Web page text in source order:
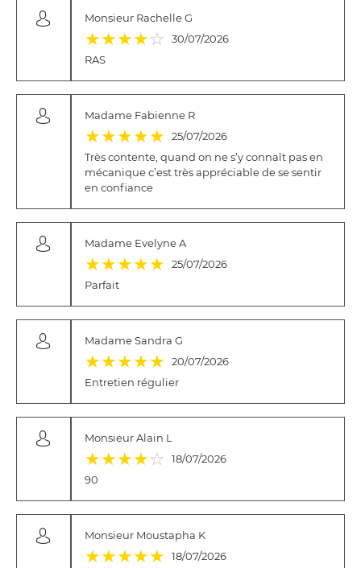
Monsieur Rachelle G
(*)
★ (*)
★ (*)
★ (*)
★ ( )
☆
30/07/2026
RAS
Madame Fabienne R
(*)
★ (*)
★ (*)
★ (*)
★ (*)
★
25/07/2026
Très contente, quand on ne s’y connaît pas en
mécanique c’est très appréciable de se sentir
en confiance
Madame Evelyne A
(*)
★ (*)
★ (*)
★ (*)
★ (*)
★
25/07/2026
Parfait
Madame Sandra G
(*)
★ (*)
★ (*)
★ (*)
★ (*)
★
20/07/2026
Entretien régulier
Monsieur Alain L
(*)
★ (*)
★ (*)
★ (*)
★ ( )
☆
18/07/2026
90
Monsieur Moustapha K
(*)
★ (*)
★ (*)
★ (*)
★ (*)
★
18/07/2026